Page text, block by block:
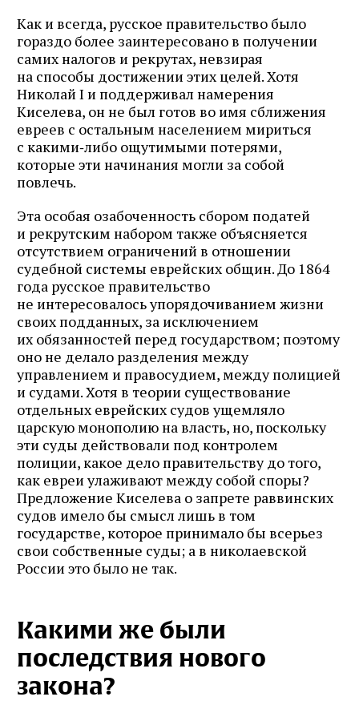
Как и всегда, русское правительство было
гораздо более заинтересовано в получении
самих налогов и рекрутах, невзирая
на способы достижении этих целей. Хотя
Николай I и поддерживал намерения
Киселева, он не был готов во имя сближения
евреев с остальным населением мириться
с какими‑либо ощутимыми потерями,
которые эти начинания могли за собой
повлечь.
Эта особая озабоченность сбором податей
и рекрутским набором также объясняется
отсутствием ограничений в отношении
судебной системы еврейских общин. До 1864
года русское правительство
не интересовалось упорядочиванием жизни
своих подданных, за исключением
их обязанностей перед государством; поэтому
оно не делало разделения между
управлением и правосудием, между полицией
и судами. Хотя в теории существование
отдельных еврейских судов ущемляло
царскую монополию на власть, но, поскольку
эти суды действовали под контролем
полиции, какое дело правительству до того,
как евреи улаживают между собой споры?
Предложение Киселева о запрете раввинских
судов имело бы смысл лишь в том
государстве, которое принимало бы всерьез
свои собственные суды; а в николаевской
России это было не так.
Какими же были
последствия нового
закона?